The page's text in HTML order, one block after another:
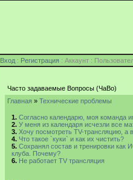
Вход : Регистрация : Аккаунт :
Часто задаваемые Вопросы (ЧаВо)
Главная » Технические проблемы
1. Согласно календарю, моя команда
2. У меня из календаря исчезли все
3. Хочу посмотреть TV-трансляцию, а
4. Что такое `куки` и как их чистить?
5. Сохранял состав и тренировки как
клуба. Почему?
6. Не работает TV трансляция